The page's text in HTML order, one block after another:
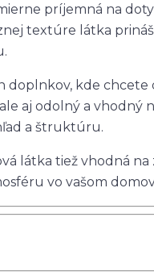
príjemná na
textúre látka
doplnkov, kde chcete
aj odolný a vhodný
a štruktúru.
látka tiež vhodná na
vo vašom